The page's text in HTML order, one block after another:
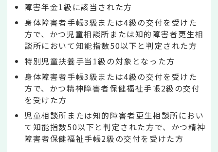
障害年金1級に該当された方
身体障害者手帳3級または4級の交付を受けた
方で、かつ児童相談所または知的障害者更生相
談所において知能指数50以下と判定された方
特別児童扶養手当1級の対象となった方
身体障害者手帳3級または4級の交付を受けた
方で、かつ精神障害者保健福祉手帳2級の交付
を受けた方
児童相談所または知的障害者更生相談所におい
て知能指数50以下と判定された方で、かつ精神
障害者保健福祉手帳2級の交付を受けた方